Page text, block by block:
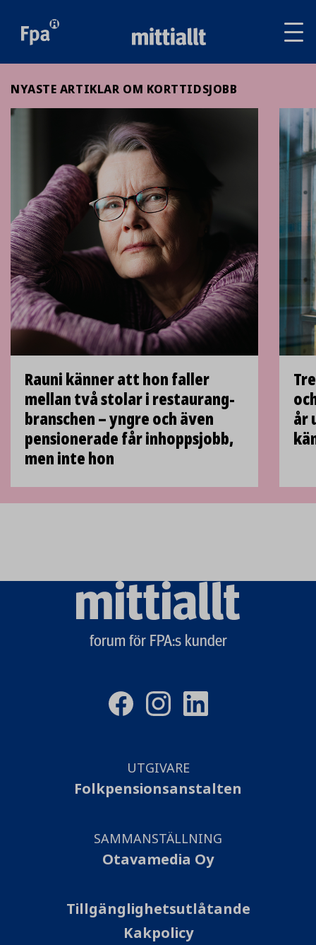
NYASTE ARTIKLAR OM KORTTIDSJOBB
Rauni känner att hon faller
mellan två stolar i restaurang­
branschen – yngre och även
pensionerade får inhopps­jobb,
men inte hon
år
Mittiallt
forum för FPA:s kunder
UTGIVARE
Folkpensionsanstalten
SAMMANSTÄLLNING
Otavamedia Oy
Tillgänglighetsutlåtande
Kakpolicy